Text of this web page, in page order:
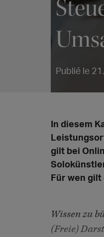
Publié le
In diesem
gilt bei
Für wen
Wissen zu
(Freie)